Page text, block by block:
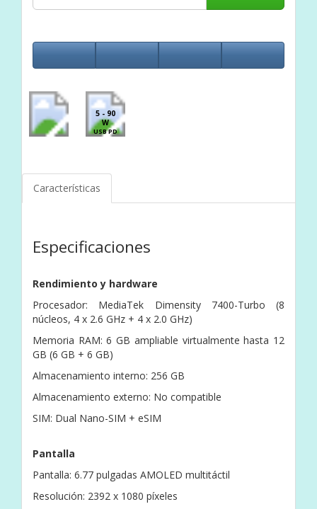
5 - 90
W
USB PD
Características
Especificaciones
Rendimiento y hardware
Procesador: MediaTek Dimensity 7400-Turbo (8
núcleos, 4 x 2.6 GHz + 4 x 2.0 GHz)
Memoria RAM: 6 GB ampliable virtualmente hasta 12
GB (6 GB + 6 GB)
Almacenamiento interno: 256 GB
Almacenamiento externo: No compatible
SIM: Dual Nano-SIM + eSIM
Pantalla
Pantalla: 6.77 pulgadas AMOLED multitáctil
Resolución: 2392 x 1080 píxeles